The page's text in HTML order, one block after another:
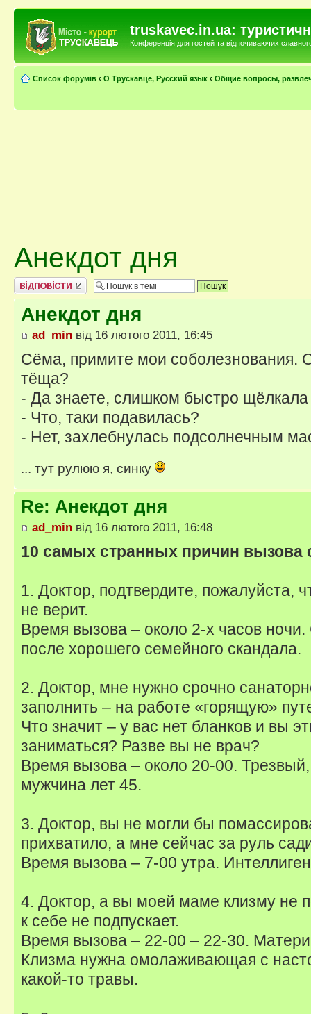
truskavec.in.ua:
Конференція для гостей та відпочиваючих
Список форумів ‹ О Трускавце, Русский язык ‹ Общие вопросы,
Анекдот дня
Відповісти
Анекдот дня
ad_min від 16 лютого 2011, 16:45
Сёма, примите мои соболезнования.
тёща?
- Да знаете, слишком быстро щёлкала
- Что, таки подавилась?
- Нет, захлебнулась подсолнечным
... тут рулюю я, синку
Re: Анекдот дня
ad_min від 16 лютого 2011, 16:48
10 самых странных причин вызова
1. Доктор, подтвердите, пожалуйста,
не верит.
Время вызова – около 2-х часов
после хорошего семейного скандала.
2. Доктор, мне нужно срочно
заполнить – на работе «горящую»
Что значит – у вас нет бланков и вы
заниматься? Разве вы не врач?
Время вызова – около 20-00. Трезвый,
мужчина лет 45.
3. Доктор, вы не могли бы
прихватило, а мне сейчас за руль
Время вызова – 7-00 утра.
4. Доктор, а вы моей маме клизму не
к себе не подпускает.
Время вызова – 22-00 – 22-30.
Клизма нужна омолаживающая с
какой-то травы.